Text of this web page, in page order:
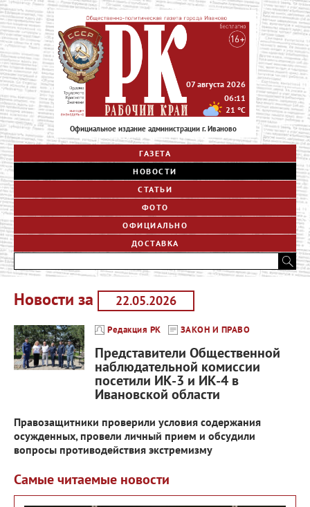
Официальное издание администрации г. Иваново
07 августа 2026
06:11
21 °C
ГАЗЕТА
НОВОСТИ
СТАТЬИ
ФОТО
ОФИЦИАЛЬНО
ДОСТАВКА
Новости за
Редакция РК ЗАКОН И ПРАВО
Представители Общественной
наблюдательной комиссии
посетили ИК-3 и ИК-4 в
Ивановской области
Правозащитники проверили условия содержания
осужденных, провели личный прием и обсудили
вопросы противодействия экстремизму
Самые читаемые новости